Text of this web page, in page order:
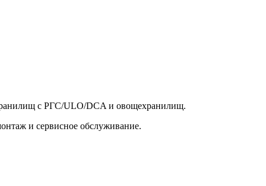
с РГС/ULO/DCA и овощехранилищ.
и сервисное обслуживание.